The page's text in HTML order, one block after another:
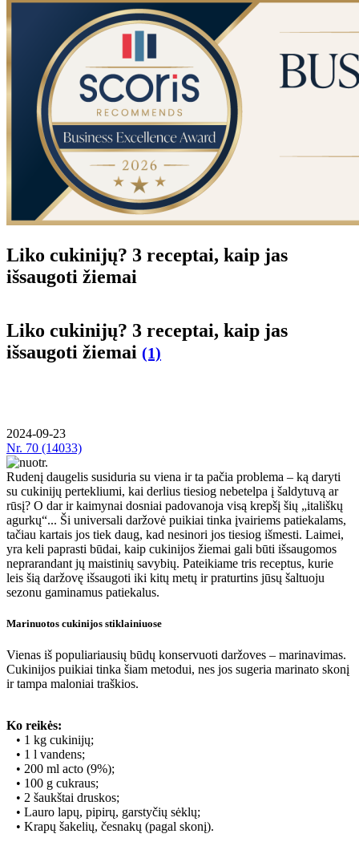
Liko cukinijų? 3 receptai, kaip jas
išsaugoti žiemai
Liko cukinijų? 3 receptai, kaip jas
išsaugoti žiemai (1)
2024-09-23
Nr. 70 (14033)
Rudenį daugelis susiduria su viena ir ta pačia problema – ką daryti
su cukinijų pertekliumi, kai derlius tiesiog nebetelpa į šaldytuvą ar
rūsį? O dar ir kaimynai dosniai padovanoja visą krepšį šių „itališkų
agurkų“... Ši universali daržovė puikiai tinka įvairiems patiekalams,
tačiau kartais jos tiek daug, kad nesinori jos tiesiog išmesti. Laimei,
yra keli paprasti būdai, kaip cukinijos žiemai gali būti išsaugomos
neprarandant jų maistinių savybių. Pateikiame tris receptus, kurie
leis šią daržovę išsaugoti iki kitų metų ir praturtins jūsų šaltuoju
sezonu gaminamus patiekalus.
Marinuotos cukinijos stiklainiuose
Vienas iš populiariausių būdų konservuoti daržoves – marinavimas.
Cukinijos puikiai tinka šiam metodui, nes jos sugeria marinato skonį
ir tampa maloniai traškios.
Ko reikės:
• 1 kg cukinijų;
• 1 l vandens;
• 200 ml acto (9%);
• 100 g cukraus;
• 2 šaukštai druskos;
• Lauro lapų, pipirų, garstyčių sėklų;
• Krapų šakelių, česnakų (pagal skonį).